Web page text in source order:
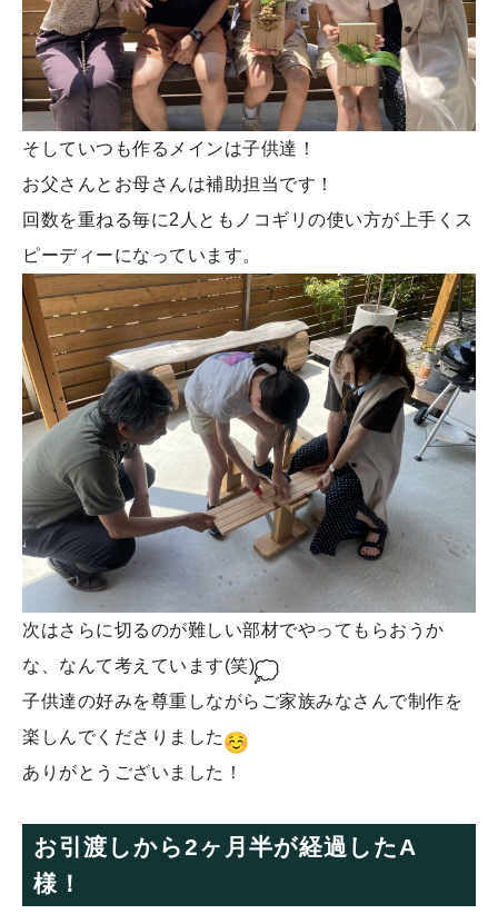
そしていつも作るメインは子供達！
お父さんとお母さんは補助担当です！
回数を重ねる毎に2人ともノコギリの使い方が上手くス
ピーディーになっています。
次はさらに切るのが難しい部材でやってもらおうか
な、なんて考えています(笑)
子供達の好みを尊重しながらご家族みなさんで制作を
楽しんでくださりました
ありがとうございました！
お引渡しから2ヶ月半が経過したA
様！